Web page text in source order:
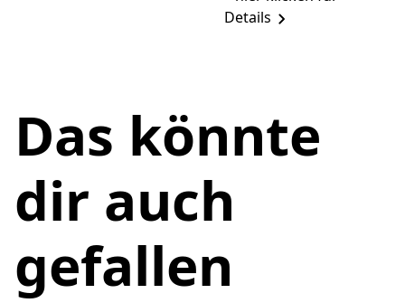
Details
Das könnte
dir auch
gefallen